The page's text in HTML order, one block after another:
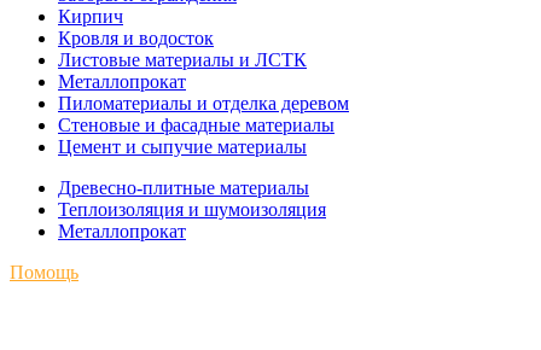
Кирпич
Кровля и водосток
Листовые материалы и ЛСТК
Металлопрокат
Пиломатериалы и отделка деревом
Стеновые и фасадные материалы
Цемент и сыпучие материалы
Древесно-плитные материалы
Теплоизоляция и шумоизоляция
Металлопрокат
Помощь